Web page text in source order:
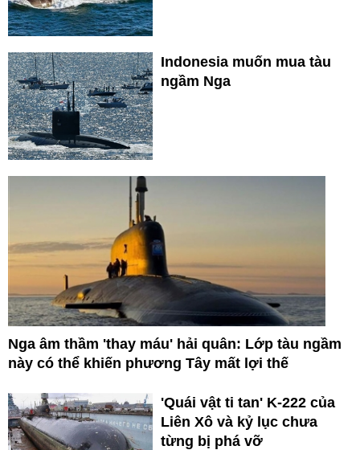
Indonesia muốn mua tàu
ngầm Nga
Nga âm thầm 'thay máu' hải quân: Lớp tàu ngầm
này có thể khiến phương Tây mất lợi thế
'Quái vật ti tan' K-222 của
Liên Xô và kỷ lục chưa
từng bị phá vỡ